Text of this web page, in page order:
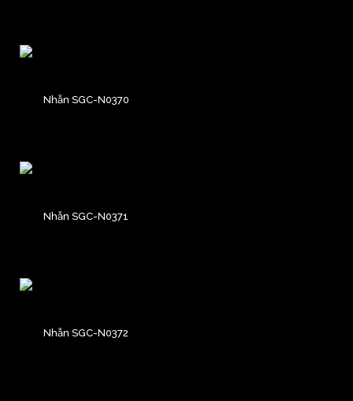
Nhẫn SGC-N0370
Nhẫn SGC-N0371
Nhẫn SGC-N0372